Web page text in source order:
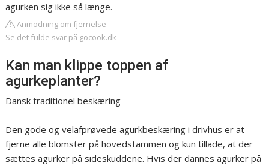
agurken sig ikke så længe.
Anmodning om fjernelse
Se det fulde svar på gocook.dk
Kan man klippe toppen af
agurkeplanter?
Dansk traditionel beskæring
Den gode og velafprøvede agurkbeskæring i drivhus er at
fjerne alle blomster på hovedstammen og kun tillade, at der
sættes agurker på sideskuddene. Hvis der dannes agurker på